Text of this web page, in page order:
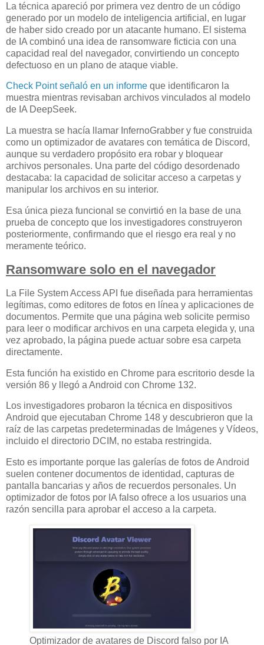
La técnica apareció por primera vez dentro de un código
generado por un modelo de inteligencia artificial, en lugar
de haber sido creado por un atacante humano. El sistema
de IA combinó una idea de ransomware ficticia con una
capacidad real del navegador, convirtiendo un concepto
defectuoso en un plano de ataque viable.
Check Point señaló en un informe que identificaron la
muestra mientras revisaban archivos vinculados al modelo
de IA DeepSeek.
La muestra se hacía llamar InfernoGrabber y fue construida
como un optimizador de avatares con temática de Discord,
aunque su verdadero propósito era robar y bloquear
archivos personales. Una parte del código desordenado
destacaba: la capacidad de solicitar acceso a carpetas y
manipular los archivos en su interior.
Esa única pieza funcional se convirtió en la base de una
prueba de concepto que los investigadores construyeron
posteriormente, confirmando que el riesgo era real y no
meramente teórico.
Ransomware solo en el navegador
La File System Access API fue diseñada para herramientas
legítimas, como editores de fotos en línea y aplicaciones de
documentos. Permite que una página web solicite permiso
para leer o modificar archivos en una carpeta elegida y, una
vez aprobado, la página puede actuar sobre esa carpeta
directamente.
Esta función ha existido en Chrome para escritorio desde la
versión 86 y llegó a Android con Chrome 132.
Los investigadores probaron la técnica en dispositivos
Android que ejecutaban Chrome 148 y descubrieron que la
raíz de las carpetas predeterminadas de Imágenes y Vídeos,
incluido el directorio DCIM, no estaba restringida.
Esto es importante porque las galerías de fotos de Android
suelen contener documentos de identidad, capturas de
pantalla bancarias y años de recuerdos personales. Un
optimizador de fotos por IA falso ofrece a los usuarios una
razón sencilla para aprobar el acceso a la carpeta.
Optimizador de avatares de Discord falso por IA